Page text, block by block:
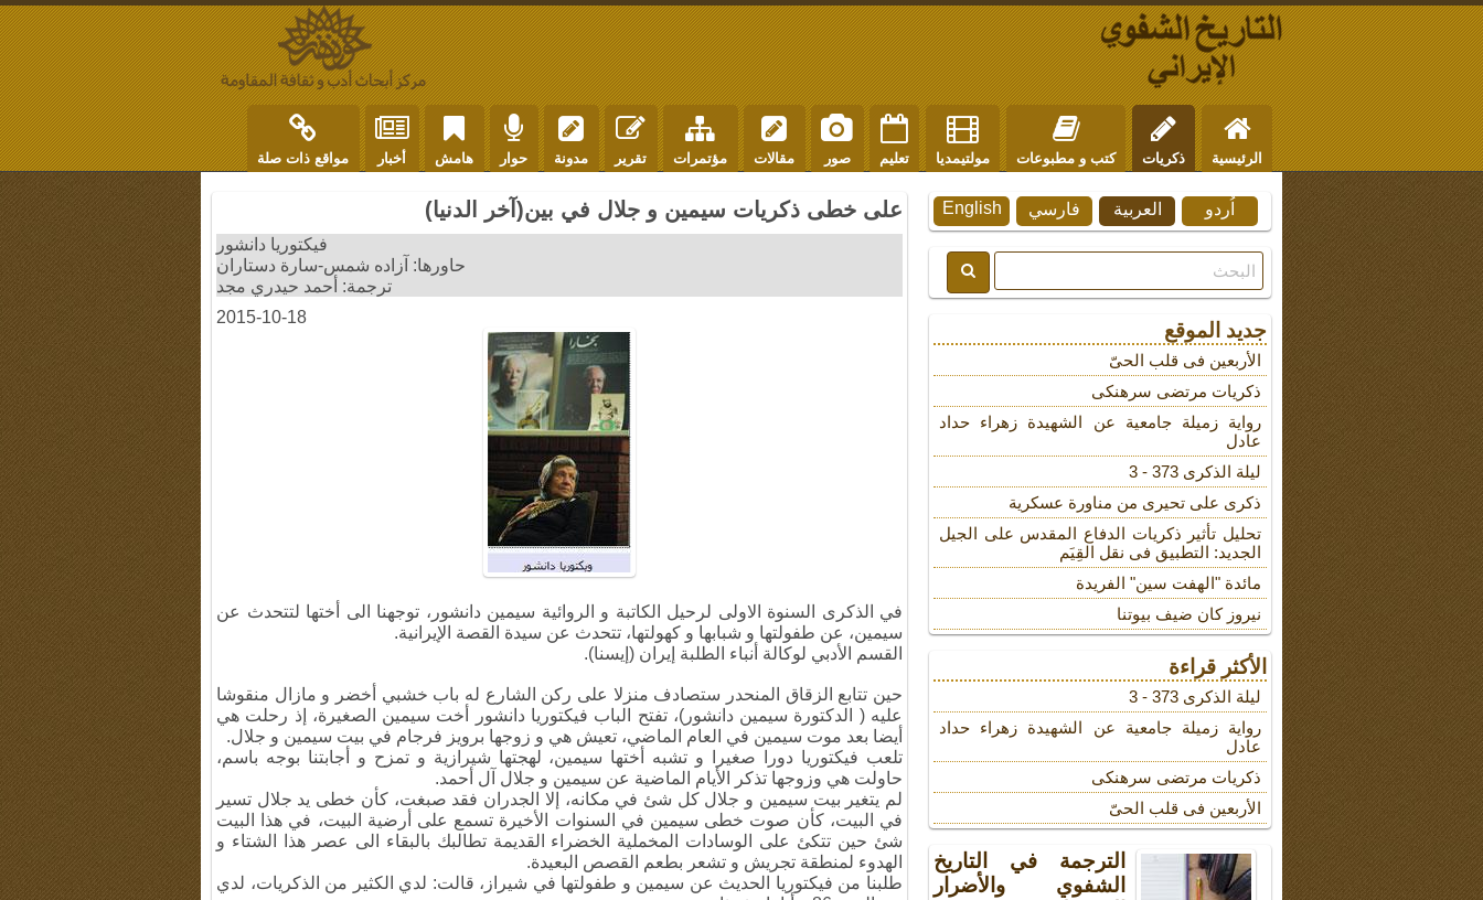
الرئيسية ذكريات كتب و مطبوعات مولتيمديا تعليم صور مقالات مؤتمرات تقرير مدونة حوار هامش أخبار مواقع ذات صلة
على خطى ذكريات سيمين و جلال في بين(آخر الدنيا)
فيكتوريا دانشور
حاورها: آزاده شمس-سارة دستاران
ترجمة: أحمد حيدري مجد
2015-10-18
في الذكرى السنوة الاولى لرحيل الكاتبة و الروائية سيمين دانشور، توجهنا الى أختها لتتحدث عن
سيمين، عن طفولتها و شبابها و كهولتها، تتحدث عن سيدة القصة الإيرانية.
القسم الأدبي لوكالة أنباء الطلبة إيران (إيسنا).
حين تتابع الزقاق المنحدر ستصادف منزلا على ركن الشارع له باب خشبي أخضر و مازال منقوشا
عليه ( الدكتورة سيمين دانشور)، تفتح الباب فيكتوريا دانشور أخت سيمين الصغيرة، إذ رحلت هي
أيضا بعد موت سيمين في العام الماضي، تعيش هي و زوجها برويز فرجام في بيت سيمين و جلال.
تلعب فيكتوريا دورا صغيرا و تشبه أختها سيمين، لهجتها شيرازية و تمزح و أجابتنا بوجه باسم،
حاولت هي وزوجها تذكر الأيام الماضية عن سيمين و جلال آل أحمد.
لم يتغير بيت سيمين و جلال كل شئ في مكانه، إلا الجدران فقد صبغت، كأن خطى يد جلال تسير
في البيت، كأن صوت خطى سيمين في السنوات الأخيرة تسمع على أرضية البيت، في هذا البيت
شئ حين تتكئ على الوسادات المخملية الخضراء القديمة تطالبك بالبقاء الى عصر هذا الشتاء و
الهدوء لمنطقة تجريش و تشعر بطعم القصص البعيدة.
طلبنا من فيكتوريا الحديث عن سيمين و طفولتها في شيراز، قالت: لدي الكثير من الذكريات، لدي
English فارسي العربية اُردو
جديد الموقع
الأربعین فی قلب الحیّ
ذکریات مرتضى سرهنکی
روایة زمیلة جامعیة عن الشهیدة زهراء حداد
عادل
لیلة الذکرى 373 - 3
ذکری علی تحیری من مناورة عسکریة
تحلیل تأثیر ذکریات الدفاع المقدس على الجیل
الجدید: التطبیق فی نقل القِیَم
مائدة "الهفت سین" الفریدة
نیروز کان ضیف بیوتنا
الأكثر قراءة
لیلة الذکرى 373 - 3
روایة زمیلة جامعیة عن الشهیدة زهراء حداد
عادل
ذکریات مرتضى سرهنکی
الأربعین فی قلب الحیّ
الترجمة في التاريخ
الشفوي والأضرار